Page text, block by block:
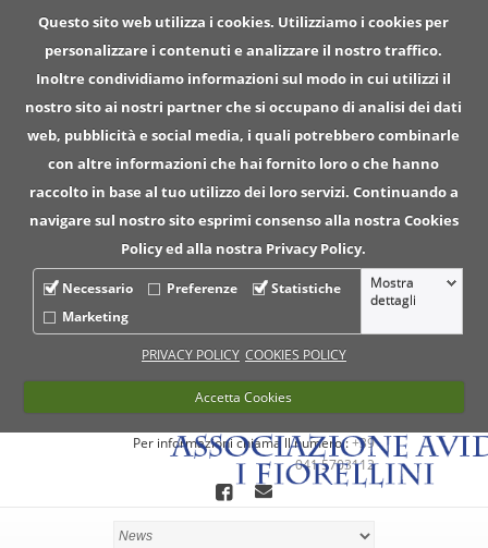
Questo sito web utilizza i cookies. Utilizziamo i cookies per
personalizzare i contenuti e analizzare il nostro traffico.
Inoltre condividiamo informazioni sul modo in cui utilizzi il
nostro sito ai nostri partner che si occupano di analisi dei dati
web, pubblicità e social media, i quali potrebbero combinarle
con altre informazioni che hai fornito loro o che hanno
raccolto in base al tuo utilizzo dei loro servizi. Continuando a
navigare sul nostro sito esprimi consenso alla nostra Cookies
Policy ed alla nostra Privacy Policy.
Necessario Preferenze
Statistiche
Marketing
Mostra
dettagli
PRIVACY POLICY COOKIES POLICY
Accetta Cookies
Per informazioni chiama ll numero :+39
041 5703112